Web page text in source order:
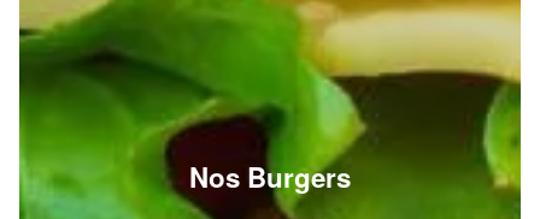
Nos Burgers